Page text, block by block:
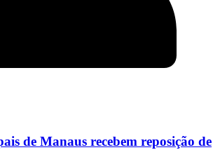
de Manaus recebem reposição de